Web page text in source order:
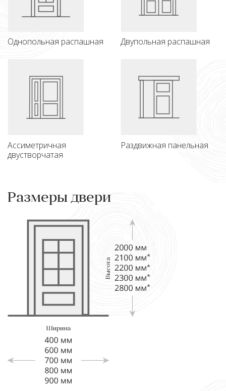
Однопольная распашная Двупольная распашная
Ассиметричная
двустворчатая
Раздвижная панельная
Размеры двери